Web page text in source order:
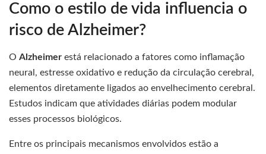
Como o estilo de vida influencia o
risco de Alzheimer?
O Alzheimer está relacionado a fatores como inflamação
neural, estresse oxidativo e redução da circulação cerebral,
elementos diretamente ligados ao envelhecimento cerebral.
Estudos indicam que atividades diárias podem modular
esses processos biológicos.
Entre os principais mecanismos envolvidos estão a